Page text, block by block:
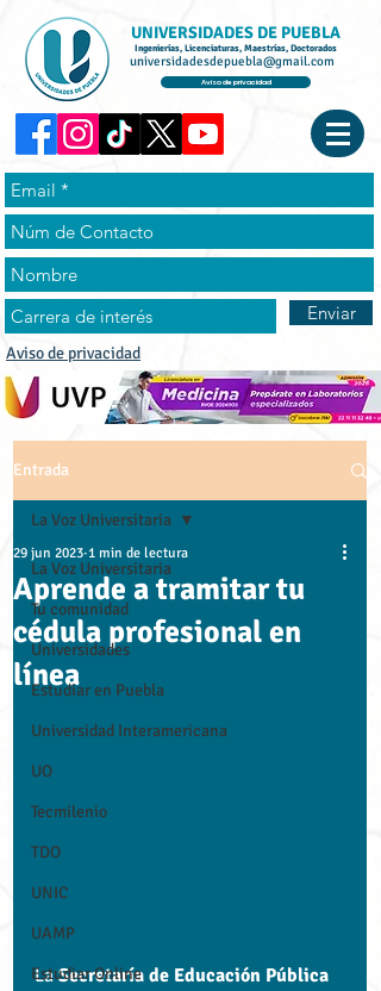
UNIVERSIDADES DE PUEBLA
Ingenierías, Licenciaturas, Maestrías, Doctorados
universidadesdepuebla@gmail.com
Aviso de privacidad
Enviar
Aviso de privacidad
Entrada
La Voz Universitaria
Tu comunidad
Universidades
Estudiar en Puebla
Universidad Interamericana
UO
Tecmilenio
TDO
UNIC
UAMP
Estudiar Online
La Voz Universitaria
Aprende a tramitar tu
cédula profesional en
línea
29 jun 2023 1 min de lectura
La Secretaría de Educación Pública